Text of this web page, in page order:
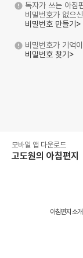
독자가 쓰는 아침
비밀번호가 없으
비밀번호 만들기>
비밀번호가 기억
비밀번호 찾기>
모바일 앱 다운로드
고도원의 아침편지
아침편지 소개